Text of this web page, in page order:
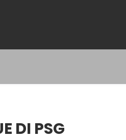
DI PSG